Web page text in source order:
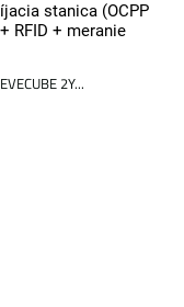
stanica (OCPP
​​RFID + meranie
2Y...